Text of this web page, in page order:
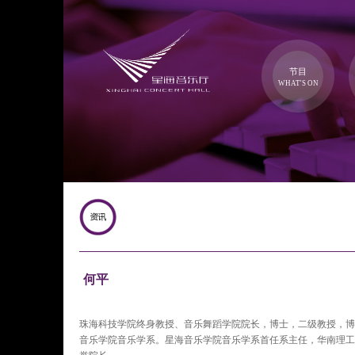
节目
WHAT'S ON
何平
珠海科技学院终身教授、音乐舞蹈学院院长，博士，二级教授，
音乐学院音乐学系。星海音乐学院音乐学系首任系主任，华南理